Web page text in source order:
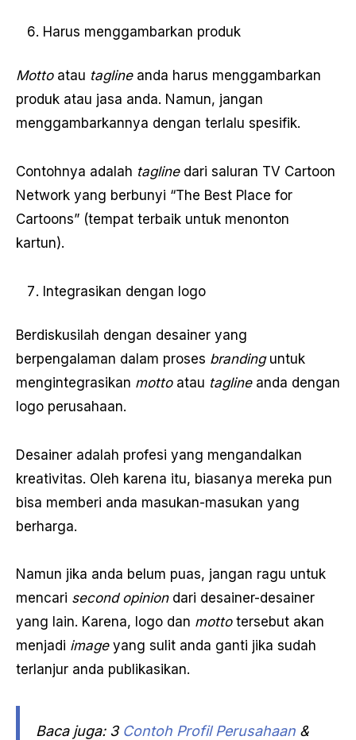
Harus menggambarkan produk
Motto atau tagline anda harus menggambarkan
produk atau jasa anda. Namun, jangan
menggambarkannya dengan terlalu spesifik.
Contohnya adalah tagline dari saluran TV Cartoon
Network yang berbunyi “The Best Place for
Cartoons” (tempat terbaik untuk menonton
kartun).
Integrasikan dengan logo
Berdiskusilah dengan desainer yang
berpengalaman dalam proses branding untuk
mengintegrasikan motto atau tagline anda dengan
logo perusahaan.
Desainer adalah profesi yang mengandalkan
kreativitas. Oleh karena itu, biasanya mereka pun
bisa memberi anda masukan-masukan yang
berharga.
Namun jika anda belum puas, jangan ragu untuk
mencari second opinion dari desainer-desainer
yang lain. Karena, logo dan motto tersebut akan
menjadi image yang sulit anda ganti jika sudah
terlanjur anda publikasikan.
Baca juga: 3 Contoh Profil Perusahaan &